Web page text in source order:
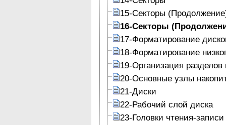
15-Секторы
16-Секторы
17-Форматирование
18-Форматирование
19-Организация разделов
20-Основные узлы
21-Диски
22-Рабочий слой диска
23-Головки чтения-записи